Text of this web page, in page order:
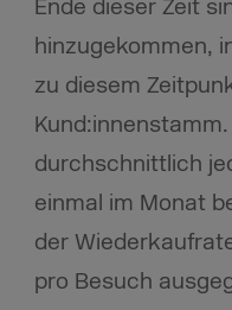
Ende dieser Zeit
hinzugekommen,
zu diesem
durchschnittlich
einmal im Monat
der
pro Besuch